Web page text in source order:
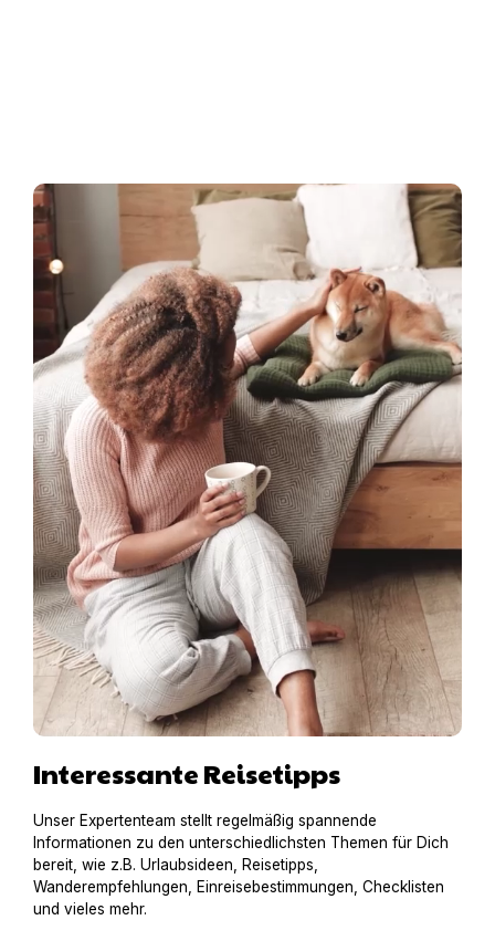
Interessante Reisetipps
Unser Expertenteam stellt regelmäßig spannende
Informationen zu den unterschiedlichsten Themen für Dich
bereit, wie z.B. Urlaubsideen, Reisetipps,
Wanderempfehlungen, Einreisebestimmungen, Checklisten
und vieles mehr.